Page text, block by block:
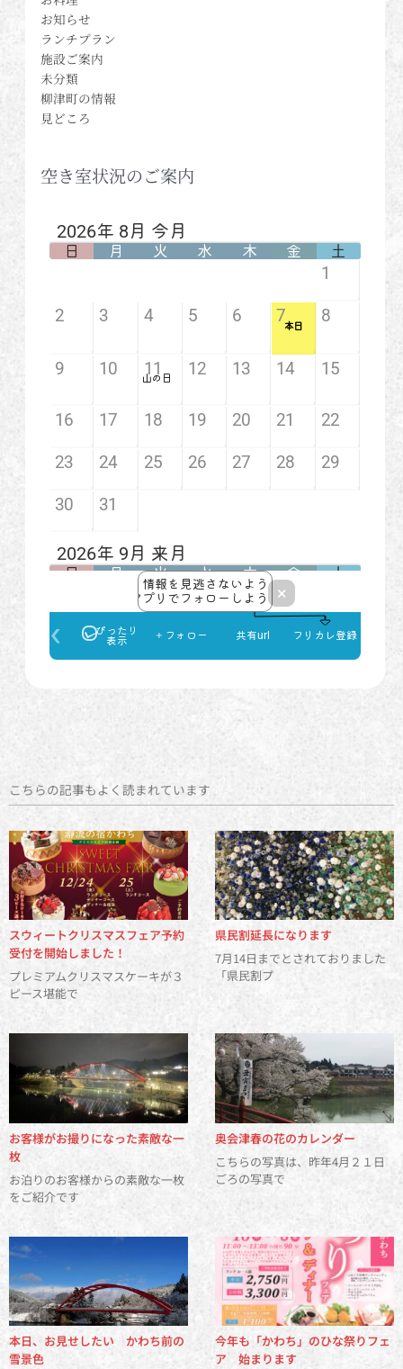
お知らせ
ランチプラン
施設ご案内
未分類
柳津町の情報
見どころ
空き室状況のご案内
こちらの記事もよく読まれています
スウィートクリスマスフェア予約
受付を開始しました！
プレミアムクリスマスケーキが３
ピース堪能で
県民割延長になります
7月14日までとされておりました
「県民割プ
お客様がお撮りになった素敵な一
枚
お泊りのお客様からの素敵な一枚
をご紹介です
奥会津春の花のカレンダー
こちらの写真は、昨年4月２１日
ごろの写真で
本日、お見せしたい かわち前の
雪景色
今年も「かわち」のひな祭りフェ
ア 始まります